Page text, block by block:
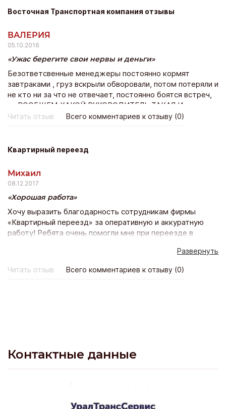
Восточная Транспортная компания отзывы
ВАЛЕРИЯ
05.10.2016
Ужас берегите свои нервы и деньги
Безответсвенные менеджеры постоянно кормят
завтраками , груз вскрыли обворовали, потом потеряли и
не кто ни за что не отвечает, постоянно боятся встреч,
ну ВООБЩЕМ КАКОЙ РУКОВОДИТЕЛЬ ТАКАЯ И
КОМПАНИЯ!!!!!!!!!
Читать отзыв Всего комментариев к отзыву (0)
Квартирный переезд
Михаил
08.12.2017
Хорошая работа
Хочу выразить благодарность сотрудникам фирмы
«Квартирный переезд» за оперативную и аккуратную
работу! Ребята очень помогли мне при переезде в
и не знал, как все лучше организовать. Хорошо, что
вовремя нашел в интернете сайт компании, позвонил,
меня проконсультировали, сразу выяснили, сколько
Развернуть
Читать отзыв Всего комментариев к отзыву (0)
Контактные данные